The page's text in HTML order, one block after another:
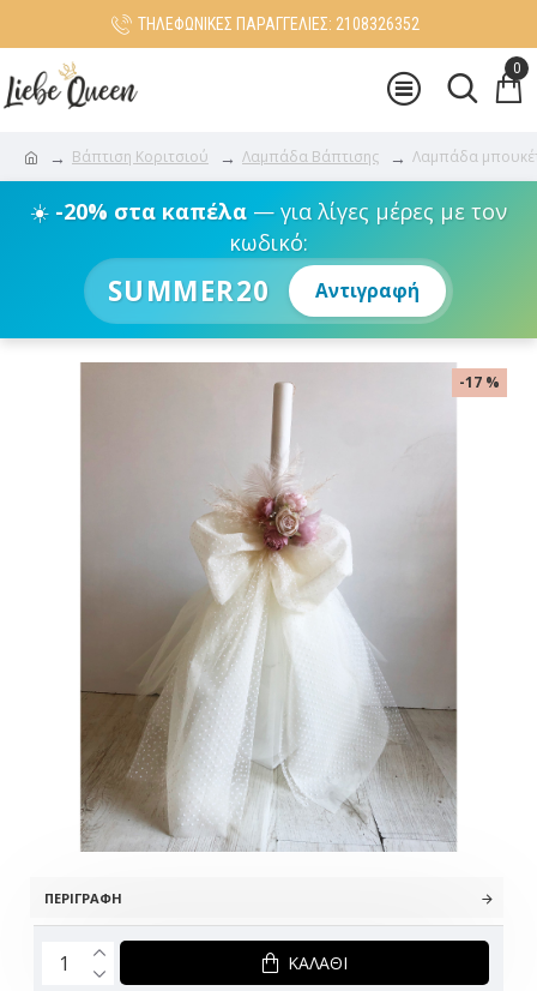
ΤΗΛΕΦΩΝΙΚΕΣ ΠΑΡΑΓΓΕΛΙΕΣ: 2108326352
0
Βάπτιση Κοριτσιού Λαμπάδα Βάπτισης Λαμπάδα
☀️ -20% στα καπέλα— για λίγες μέρες με τον
κωδικό:
SUMMER20 Αντιγραφή
-17 %
ΠΕΡΙΓΡΑΦΉ
ΚΑΛΆΘΙ